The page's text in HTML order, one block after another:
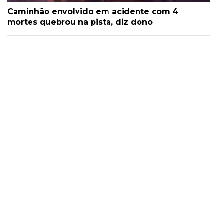
Caminhão envolvido em acidente com 4
mortes quebrou na pista, diz dono